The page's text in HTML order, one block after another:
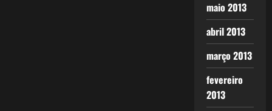
maio 2013
abril 2013
março 2013
fevereiro
2013